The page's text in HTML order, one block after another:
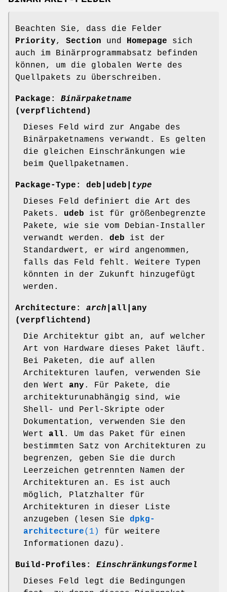
Beachten Sie, dass die Felder
Priority, Section und Homepage sich
auch im Binärprogrammabsatz befinden
können, um die globalen Werte des
Quellpakets zu überschreiben.
Package:
Binärpaketname
(verpflichtend)
Dieses Feld wird zur Angabe des
Binärpaketnamens verwandt. Es gelten
die gleichen Einschränkungen wie
beim Quellpaketnamen.
Package-Type: deb udeb
type
Dieses Feld definiert die Art des
Pakets. udeb ist für größenbegrenzte
Pakete, wie sie vom Debian-Installer
verwandt werden. deb ist der
Standardwert, er wird angenommen,
falls das Feld fehlt. Weitere Typen
könnten in der Zukunft hinzugefügt
werden.
Architecture: arch all
any
(verpflichtend)
Die Architektur gibt an, auf welcher
Art von Hardware dieses Paket läuft.
Bei Paketen, die auf allen
Architekturen laufen, verwenden Sie
den Wert any . Für Pakete, die
architekturunabhängig sind, wie
Shell- und Perl-Skripte oder
Dokumentation, verwenden Sie den
Wert all . Um das Paket für einen
bestimmten Satz von Architekturen zu
begrenzen, geben Sie die durch
Leerzeichen getrennten Namen der
Architekturen an. Es ist auch
möglich, Platzhalter für
Architekturen in dieser Liste
anzugeben (lesen Sie dpkg-
architecture(1)
für weitere
Informationen dazu).
Build-Profiles:
Einschränkungsformel
Dieses Feld legt die Bedingungen